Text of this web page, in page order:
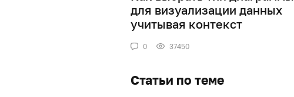
для визуализации данных
учитывая контекст
0 37450
Статьи по теме